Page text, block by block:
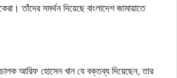
তাঁদের সমর্থন দিয়েছে বাংলাদেশ জামায়াতে
আরিফ হোসেন খান যে বক্তব্য দিয়েছেন, তার